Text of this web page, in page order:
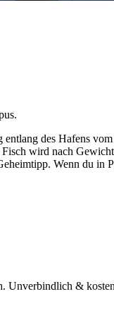
des Hafens
wird nach
Wenn du in
Unverbindlich &